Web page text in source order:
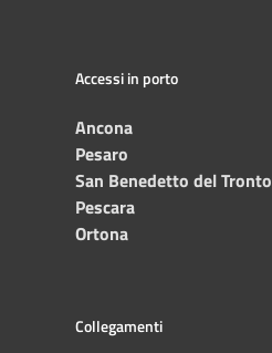
Accessi in porto
Ancona
Pesaro
San Benedetto del Tronto
Pescara
Ortona
Collegamenti